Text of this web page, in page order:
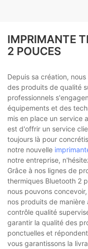
IMPRIMANTE
2 POUCES
Depuis sa création,
des produits de qualité
professionnels
équipements et des
mis en place un service
est d'offrir un service
toujours là pour
notre nouvelle
notre entreprise,
Grâce à nos lignes de
thermiques Bluetooth 2
nous pouvons
nos produits de
contrôle qualité
garantir la qualité des
ponctuelles et
vous garantissons la